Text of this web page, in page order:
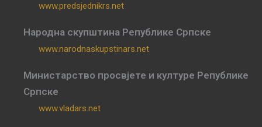
www.predsjednikrs.net
Народна скупштина Републике Српске
www.narodnaskupstinars.net
Министарство просвјете и културе Републике
Српске
www.vladars.net